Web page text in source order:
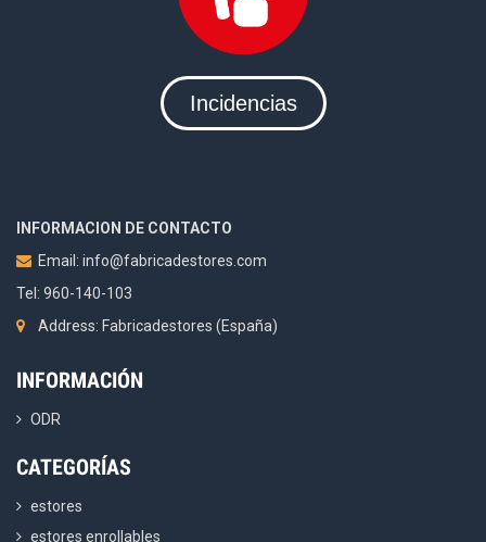
Incidencias
INFORMACION DE CONTACTO
Email: info@fabricadestores.com
Tel: 960-140-103
Address: Fabricadestores (España)
INFORMACIÓN
ODR
CATEGORÍAS
estores
estores enrollables